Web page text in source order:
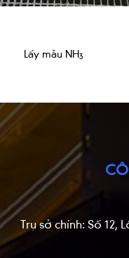
Lấy mẫu NH3
Trụ sở chính: Số 12,